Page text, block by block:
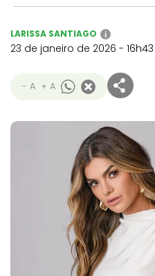
LARISSA SANTIAGO i
23 de janeiro de 2026 - 16h43
- A + A